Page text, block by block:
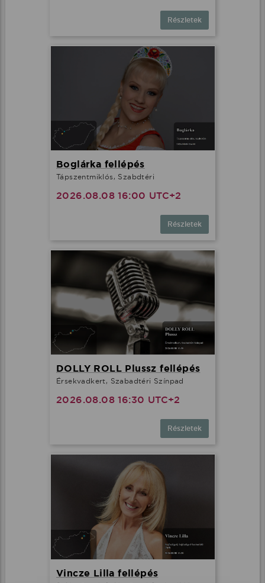
Részletek
Boglárka fellépés
Tápszentmiklós, Szabdtéri
2026.08.08 16:00 UTC+2
Részletek
DOLLY ROLL Plussz fellépés
Érsekvadkert, Szabadtéri Színpad
2026.08.08 16:30 UTC+2
Részletek
Vincze Lilla fellépés